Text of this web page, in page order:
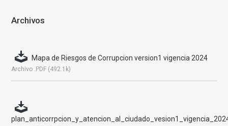
Archivos
Mapa de Riesgos de Corrupcion version1 vigencia 2024
Archivo .PDF (492.1k)